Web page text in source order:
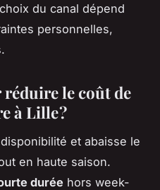
du canal dépend
personnelles,
le coût de
à Lille ?
et abaisse le
en haute saison.
durée hors week-